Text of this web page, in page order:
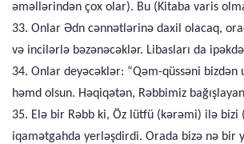
əməllərindən çox olar). Bu (Kitaba varis
33. Onlar Ədn cənnətlərinə daxil olacaq,
və incilərlə bəzənəcəklər. Libasları da
34. Onlar deyəcəklər: “Qəm-qüssəni bizdən
həmd olsun. Həqiqətən, Rəbbimiz
35. Elə bir Rəbb ki, Öz lütfü (kərəmi) ilə bizi
iqamətgahda yerləşdirdi. Orada bizə nə bir